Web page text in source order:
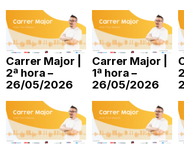
o
n
Carrer Major |
2ª hora –
26/05/2026
Carrer Major |
1ª hora –
26/05/2026